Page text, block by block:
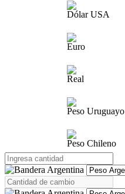
Dólar USA
Euro
Real
Peso Uruguayo
Peso Chileno